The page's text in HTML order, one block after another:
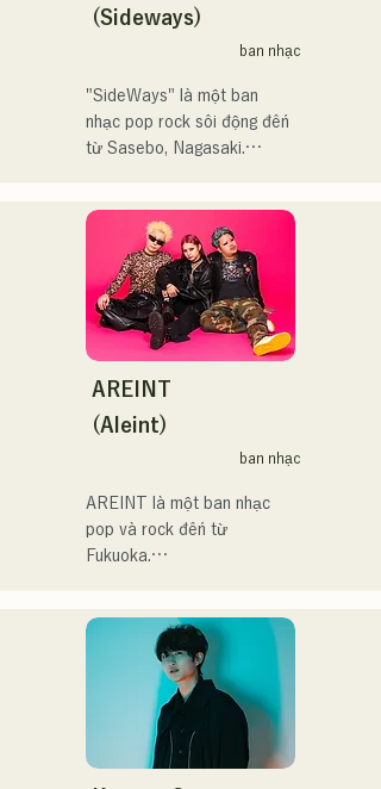
トステージにも出演。MCと
してはRugby World
cup2019 Public viewing、競
輪日本一ダービーの場内ア
ナウンス、ラグビー女子日
本代表世界大会スタジアム
滑走屋場内アナウンス、ク
リスマスアドベント、イス
ラデサルサ、福岡ウィニン
グスピリッツのスタジアム
DJ、金鷲旗、山笠関連イベ
ント、地域イベント、
summit)、福岡市武道館オー
プニング記念イベント,結婚
式様々な分野で活動。
す。
アーティストの日本人父と
アメリカ人母から生まれた
まう時こそ聴いてほしい。
自分自身も迷いや葛藤を抱
作り物ではなく、ありのま
まの感情や言葉をそのまま
音楽にしている。
2024年10月より音楽活動を
福岡を中心にブッキングラ
イブや路上ライブなど精力
的に活動を行っている。
2025年11月22日にはファー
催。
(Sideways)
ban nhạc
"SideWays" là một ban
nhạc pop rock sôi động đến
từ Sasebo, Nagasaki.
phát hành EP mới "Yume
Sen'ya" và bắt đầu chuyến
lưu diễn toàn quốc.
Hãy cùng thưởng thức
những bài hát vui nhộn
nhưng cũng có phần u sầu
của họ dựa trên tiểu thuyết!
AREINT
(Aleint)
ban nhạc
AREINT là một ban nhạc
pop và rock đến từ
Fukuoka.
hát mạnh mẽ, trẻ trung và
độc đáo của tay bass
SEIYA và tay trống SHO,
tạo nên một âm thanh rock
bắt tai nhưng quen thuộc,
mang đậm dấu ấn riêng của